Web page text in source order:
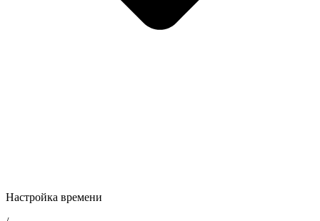
Настройка времени